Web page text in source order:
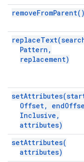
removeFromParent( )
replaceText(
Pattern ,
replacement)
setAttributes(
Offset, end
Inclusive ,
attributes)
setAttributes(
attributes)